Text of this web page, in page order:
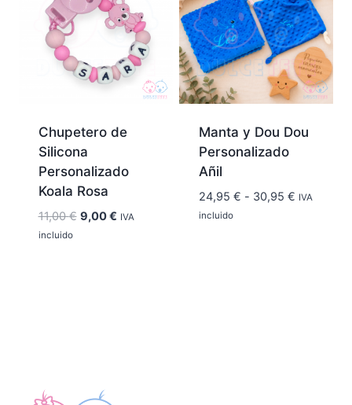
Chupetero de
Silicona
Personalizado
Koala Rosa
11,00€ El
9,00€ElIVA
incluido
Manta y Dou Dou
Personalizado
Añil
24,95 € - 30,95 €Rango
IVA
incluido